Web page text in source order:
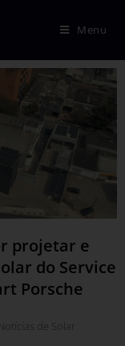
Menu
projetar e
do Service
Porsche
de
Solar